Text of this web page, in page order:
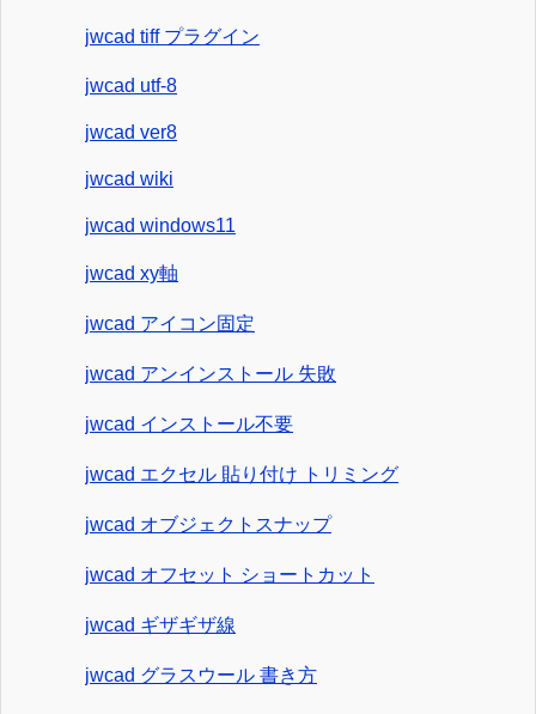
jwcad tiff プラグイン
jwcad utf-8
jwcad ver8
jwcad wiki
jwcad windows11
jwcad xy軸
jwcad アイコン固定
jwcad アンインストール 失敗
jwcad インストール不要
jwcad エクセル 貼り付け トリミング
jwcad オブジェクトスナップ
jwcad オフセット ショートカット
jwcad ギザギザ線
jwcad グラスウール 書き方